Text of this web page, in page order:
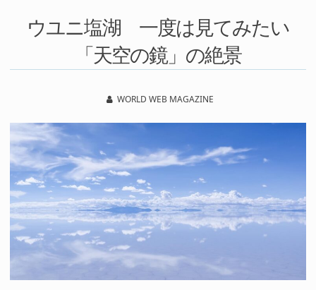
ウユニ塩湖 一度は見てみたい
「天空の鏡」の絶景
WORLD WEB MAGAZINE